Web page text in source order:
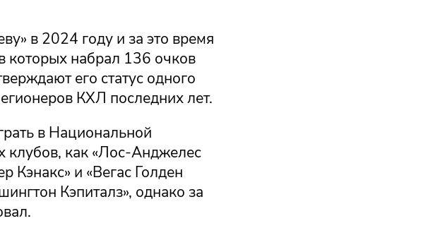
в 2024 году и за это время
которых набрал 136 очков
его статус одного
КХЛ последних лет.
в Национальной
клубов, как «Лос-Анджелес
Кэнакс» и «Вегас Голден
Кэпиталз», однако за